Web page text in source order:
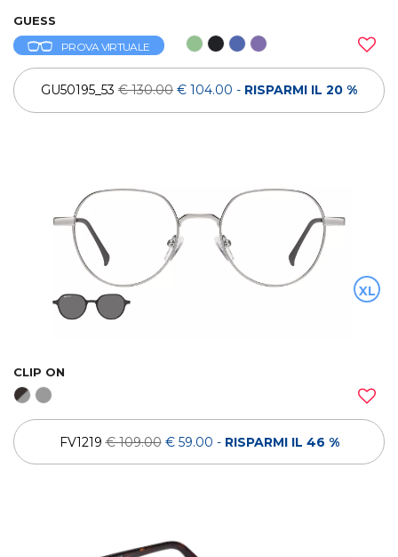
GUESS
PROVA VIRTUALE
GU50195_53 € 130.00 € 104.00 - RISPARMI IL 20 %
XL
CLIP ON
FV1219€ 109.00 € 59.00 - RISPARMI IL 46 %